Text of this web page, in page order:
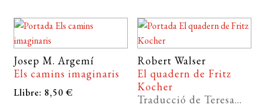
Josep M. Argemí
Els camins imaginaris
Llibre: 8,50 €
Robert Walser
El quadern de Fritz
Kocher
Traducció de Teresa...